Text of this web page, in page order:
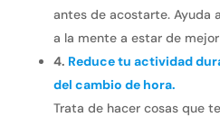
antes de acostarte. Ayuda
a la mente a estar de
4. Reduce tu actividad
del cambio de hora.
Trata de hacer cosas que